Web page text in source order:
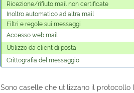
Ricezione/rifiuto mail non certificate
Inoltro automatico ad altra mail
Filtri e regole sui messaggi
Accesso web mail
Utilizzo da client di posta
Crittografia del messaggio
Sono caselle che utilizzano il protocollo